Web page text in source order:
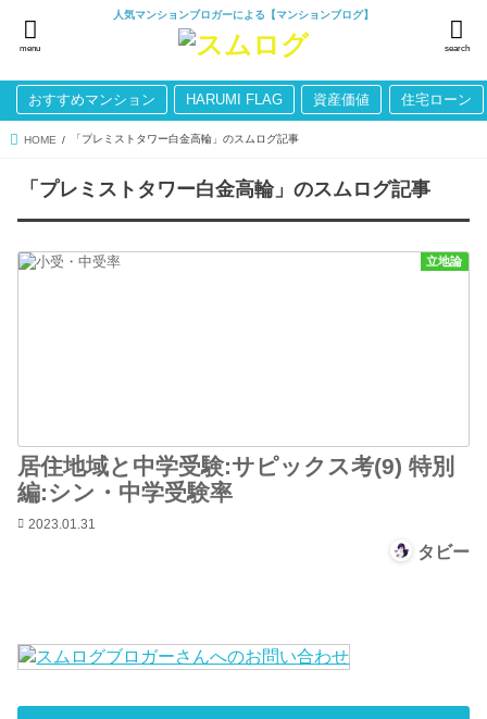
人気マンションブロガーによる【マンションブログ】
search
menu
おすすめマンション HARUMI FLAG 資産価値 住宅ローン
HOME 「プレミストタワー白金高輪」のスムログ記事
「プレミストタワー白金高輪」のスムログ記事
立地論
居住地域と中学受験:サピックス考(9) 特別
編:シン・中学受験率
2023.01.31
タビー